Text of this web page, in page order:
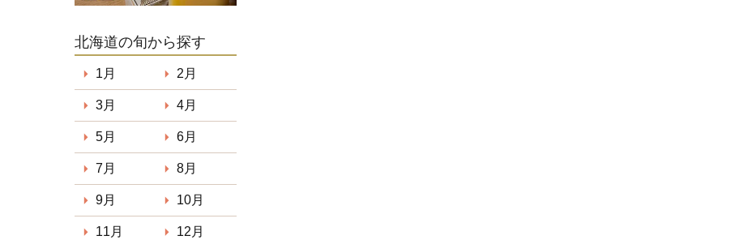
北海道の旬から探す
1月 2月
3月 4月
5月 6月
7月 8月
9月 10月
11月 12月